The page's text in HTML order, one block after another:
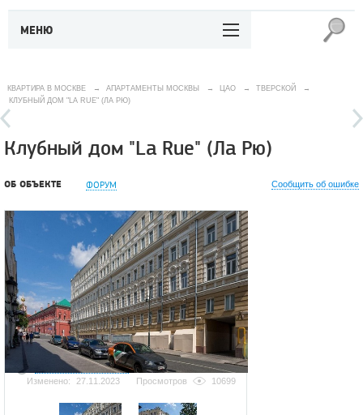
МЕНЮ
КВАРТИРА В МОСКВЕ → АПАРТАМЕНТЫ МОСКВЫ → ЦАО → ТВЕРСКОЙ
→
КЛУБНЫЙ ДОМ "LA RUE" (ЛА РЮ)
Клубный дом "La Rue" (Ла Рю)
ОБ ОБЪЕКТЕ ФОРУМ Сообщить об ошибке
Добавить фотографию
Изменено:
27.11.2023 Просмотров 10699